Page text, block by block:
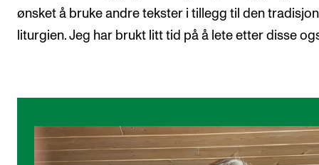
ønsket å bruke andre tekster i tillegg til den
liturgien. Jeg har brukt litt tid på å lete etter disse